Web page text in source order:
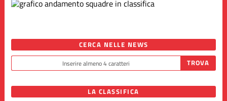
CERCA NELLE NEWS
LA CLASSIFICA